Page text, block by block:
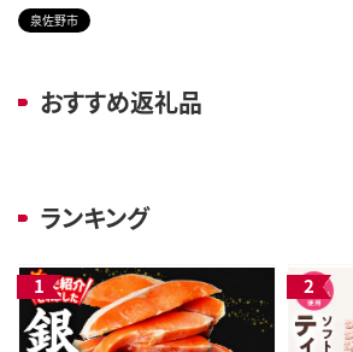
泉佐野市
おすすめ返礼品
ランキング